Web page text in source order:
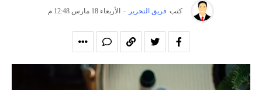
كتب فريق التحرير - الأربعاء 18 مارس 12:48 م